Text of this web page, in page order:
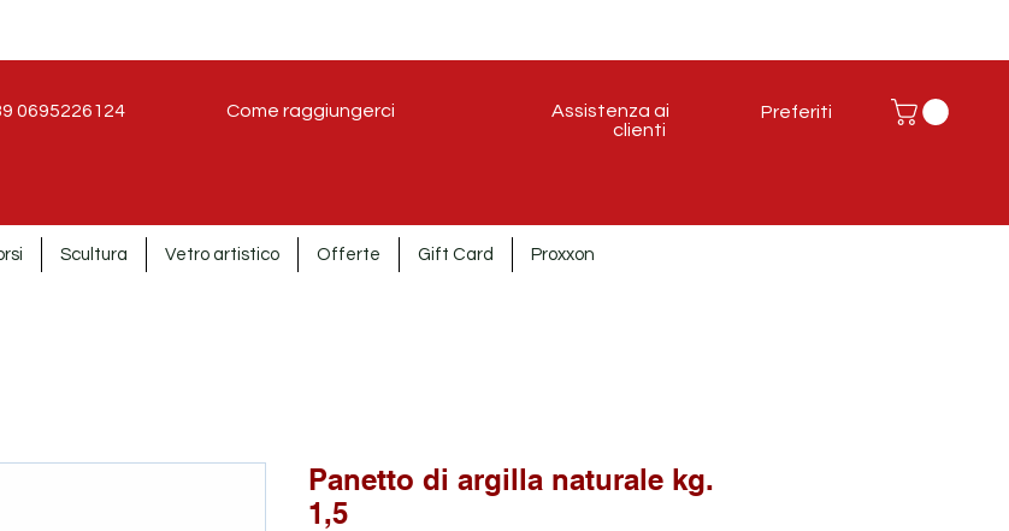
Preferiti
0695226124 Come raggiungerci
Assistenza ai
clienti
Scultura Vetro artistico Offerte Gift Card Proxxon
Panetto di argilla naturale kg.
1,5